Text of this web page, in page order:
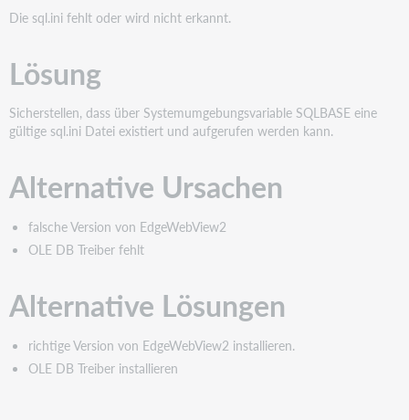
Die sql.ini fehlt oder wird nicht erkannt.
Lösung
Sicherstellen, dass über Systemumgebungsvariable SQLBASE eine
gültige sql.ini Datei existiert und aufgerufen werden kann.
Alternative Ursachen
falsche Version von EdgeWebView2
OLE DB Treiber fehlt
Alternative Lösungen
richtige Version von EdgeWebView2 installieren.
OLE DB Treiber installieren